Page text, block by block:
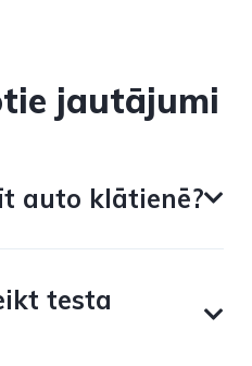
jautājumi
auto klātienē?
testa